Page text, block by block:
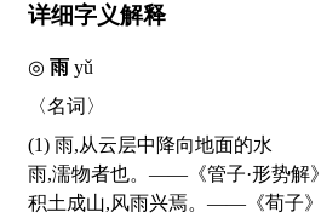
详细字义解释
雨 yǔ
〈名词〉
(1) 雨,从云层中降向地面的水
雨,濡物者也。——《管子·形势解》
积土成山,风雨兴焉。——《荀子》